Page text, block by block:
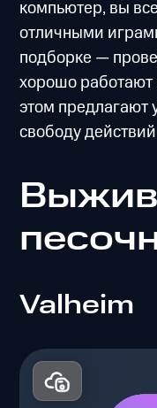
компьютер, вы
отличными
подборке —
хорошо работают
этом предлагают
свободу
Valheim